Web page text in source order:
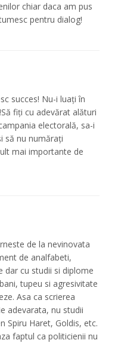
chiar daca am pus
pentru dialog!
succes! Nu-i luați în
fiți cu adevărat alături
electorală, sa-i
să nu numărați
mai importante de
de la nevinovata
de analfabeti,
dar cu studii si diplome
tupeu si agresivitate
Asa ca scrierea
adevarata, nu studii
Spiru Haret, Goldis, etc.
faptul ca politicienii nu